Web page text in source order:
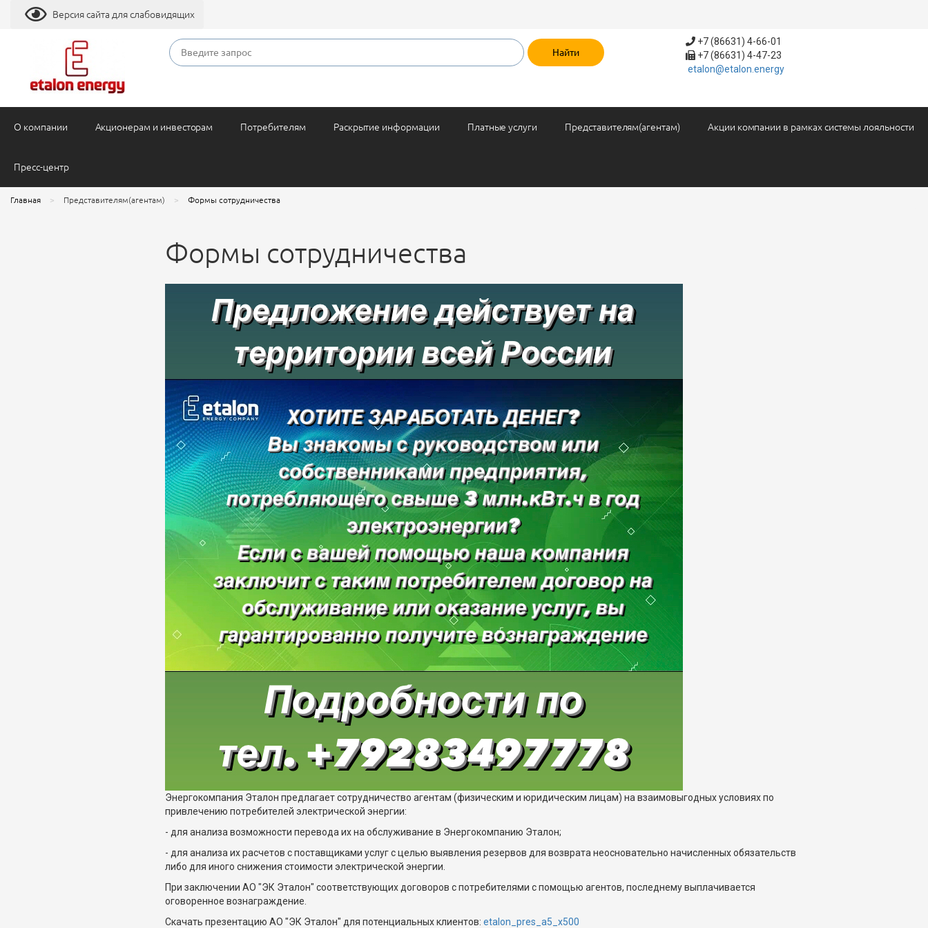
Версия сайта для слабовидящих
+7 (86631) 4-66-01
+7 (86631) 4-47-23
etalon@etalon.energy
О компании Акционерам и инвесторам Потребителям Раскрытие информации Платные услуги Представителям(агентам) Акции компании в рамках системы лояльности
Пресс-центр
Главная Представителям(агентам) Формы сотрудничества
Формы сотрудничества
Энергокомпания Эталон предлагает сотрудничество агентам (физическим и юридическим лицам) на взаимовыгодных условиях по
привлечению потребителей электрической энергии:
- для анализа возможности перевода их на обслуживание в Энергокомпанию Эталон;
- для анализа их расчетов с поставщиками услуг с целью выявления резервов для возврата неосновательно начисленных обязательств
либо для иного снижения стоимости электрической энергии.
При заключении АО "ЭК Эталон" соответствующих договоров с потребителями с помощью агентов, последнему выплачивается
оговоренное вознаграждение.
Скачать презентацию АО "ЭК Эталон" для потенциальных клиентов: etalon_pres_а5_x500